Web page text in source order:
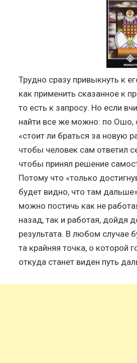
Трудно сразу привыкнуть к
как применить сказанное к
то есть к запросу. Но если
найти все же можно: по Ошо,
«стоит ли браться за новую
чтобы человек сам ответил
чтобы принял решение
Потому что «только
будет видно, что там
можно постичь как не
назад, так и работая, дойдя
результата. В любом случае
та крайняя точка, о которой
откуда станет виден путь